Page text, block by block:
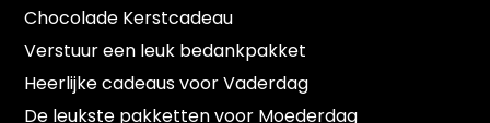
Chocolade Kerstcadeau
Verstuur een leuk bedankpakket
Heerlijke cadeaus voor Vaderdag
De leukste pakketten voor Moederdag